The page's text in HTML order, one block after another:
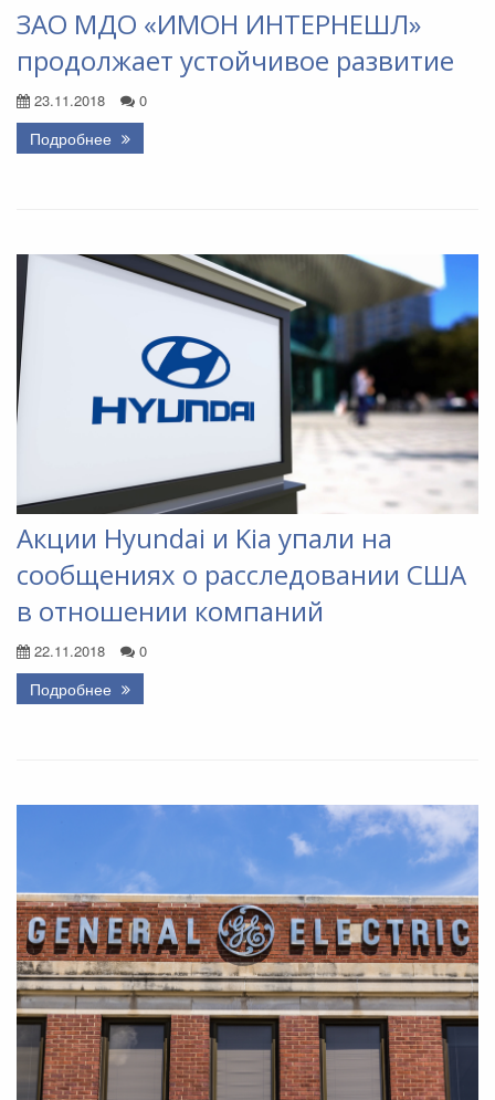
ЗАО МДО «ИМОН ИНТЕРНЕШЛ»
продолжает устойчивое развитие
23.11.2018 0
Подробнее
Акции Hyundai и Kia упали на
сообщениях о расследовании США
в отношении компаний
22.11.2018 0
Подробнее